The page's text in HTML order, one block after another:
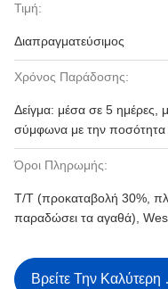
Τιμή:
Διαπραγματεύσιμος
Χρόνος Παράδοσης:
Δείγμα: μέσα σε 5 ημέρες,
σύμφωνα με την ποσότητα
Όροι Πληρωμής:
T/T (προκαταβολή 30%,
παραδώσει τα αγαθά),
Βρείτε Την Καλύτερη